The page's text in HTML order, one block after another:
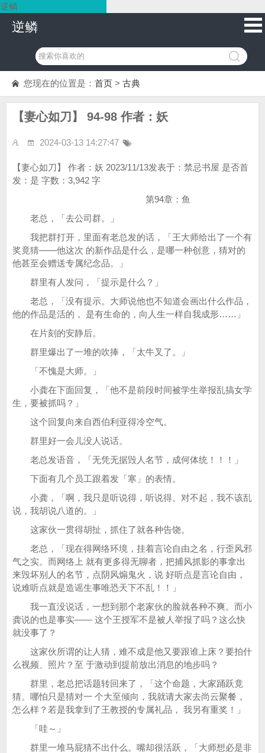
逆鳞
逆鳞
您现在的位置是： 首页 > 古典
【妻心如刀】 94-98 作者：妖
2024-03-13 14:27:47
【妻心如刀】 作者：妖 2023/11/13发表于：禁忌书屋 是否首
发：是 字数：3,942 字
第94章：鱼
老总，「去公司群。」
我把群打开，里面有老总发的话，「王大师给出了一个有
奖竟猜——他这次 的新作品是什么，是哪一种创意，猜对的
他甚至会赠送专属纪念品。」
群里有人发问，「提示是什么？」
老总，「没有提示。大师说他也不知道会画出什么作品，
他的作品是活的， 是有生命的，向人生一样自我成形……」
在片刻的安静后。
群里爆出了一堆的吹捧，「太牛叉了。」
「不愧是大师。」
小龚在下面回复，「他不是前段时间被学生举报乱搞女学
生，要被抓吗？」
这个回复向来自西伯利亚得冷空气。
群里好一会儿没人说话。
老总发语音，「无凭无据毁人名节，成何体统！！！」
下面有几个员工跟着发「寒」的表情。
小龚，「啊，我只是听说得，听说得。对不起，我不该乱
说，我胡说八道的。」
这家伙一贯得胡扯，抓住了就各种告饶。
老总，「现在得网络环境，挂着言论自由之名，行歪风邪
气之实。而网络上 就有更多得无聊者，把捕风抓影的事拿出
来毁坏别人的名节，点阴风煽鬼火，说 好听点是言论自由，
说难听点就是造谣生事唯恐天下不乱！！」
我一直没说话，一想到那个老家伙的脸就各种不爽。而小
龚说的也是事实—— 这个王授军不是被人举报了吗？这么快
就没事了？
这家伙所谓的让人猜，难不成是他又要跟谁上床？要拍什
么视频、照片？至 于激动到提前放出消息的地步吗？
群里，老总把话题转回来了，「这个命题，大家踊跃竟
猜。哪怕只是猜对一 个大至倾向，我就请大家去尚云聚餐，
怎么样？若是我拿到了王教授的专属礼品， 我另有重奖！」
「哇～」
群里一堆马屁猜不出什么。嘴却很活跃，「大师想必是非